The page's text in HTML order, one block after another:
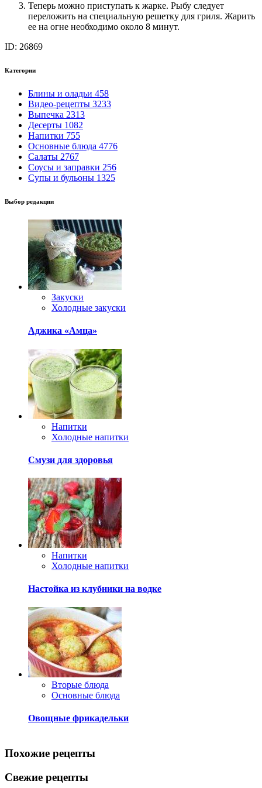
Теперь можно приступать к жарке. Рыбу следует
переложить на специальную решетку для гриля. Жарить
ее на огне необходимо около 8 минут.
ID: 26869
Категории
Блины и оладьи 458
Видео-рецепты 3233
Выпечка 2313
Десерты 1082
Напитки 755
Основные блюда 4776
Салаты 2767
Соусы и заправки 256
Супы и бульоны 1325
Выбор редакции
Закуски
Холодные закуски
Аджика «Амца»
Напитки
Холодные напитки
Смузи для здоровья
Напитки
Холодные напитки
Настойка из клубники на водке
Вторые блюда
Основные блюда
Овощные фрикадельки
Похожие рецепты
Свежие рецепты